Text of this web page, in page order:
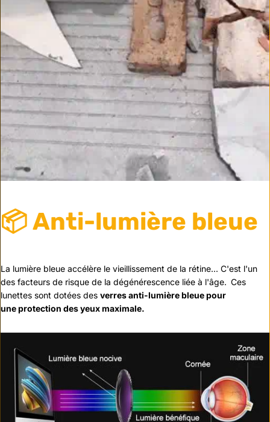
📦 Anti-lumière bleue
La lumière bleue accélère le vieillissement de la rétine... C'est l'un
des facteurs de risque de la dégénérescence liée à l'âge. Ces
lunettes sont dotées des verres anti-lumière bleuepour
une protection des yeux maximale.